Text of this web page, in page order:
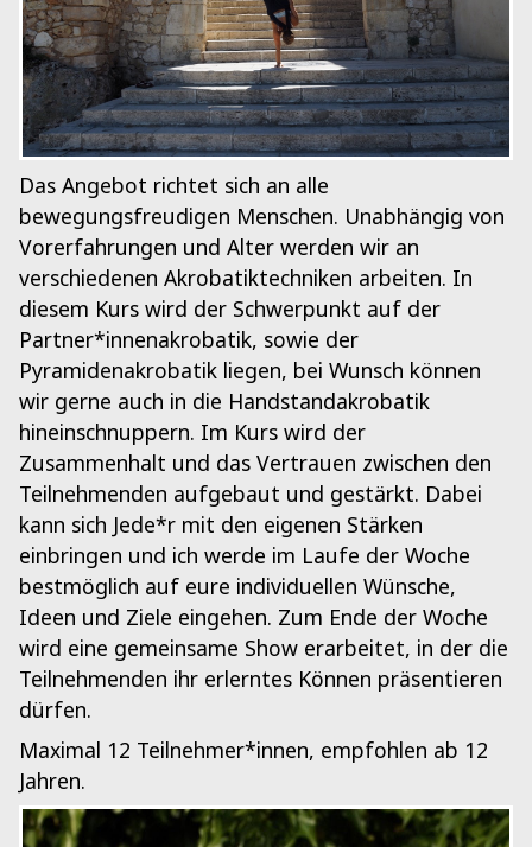
Das Angebot richtet sich an alle
bewegungsfreudigen Menschen. Unabhängig von
Vorerfahrungen und Alter werden wir an
verschiedenen Akrobatiktechniken arbeiten. In
diesem Kurs wird der Schwerpunkt auf der
Partner*innenakrobatik, sowie der
Pyramidenakrobatik liegen, bei Wunsch können
wir gerne auch in die Handstandakrobatik
hineinschnuppern. Im Kurs wird der
Zusammenhalt und das Vertrauen zwischen den
Teilnehmenden aufgebaut und gestärkt. Dabei
kann sich Jede*r mit den eigenen Stärken
einbringen und ich werde im Laufe der Woche
bestmöglich auf eure individuellen Wünsche,
Ideen und Ziele eingehen. Zum Ende der Woche
wird eine gemeinsame Show erarbeitet, in der die
Teilnehmenden ihr erlerntes Können präsentieren
dürfen.
Maximal 12 Teilnehmer*innen, empfohlen ab 12
Jahren.